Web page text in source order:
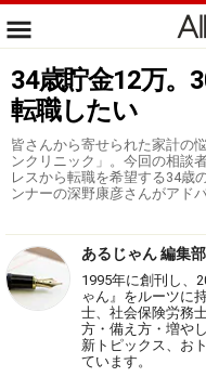
34歳貯金12万。
転職したい
皆さんから寄せられた家計の
ンクリニック」。今回の相談
レスから転職を希望する34歳
ンナーの深野康彦さんがアド
あるじゃん 編集部
1995年に創刊し、
ゃん』をルーツに
士、社会保険労務
方・備え方・増や
新トピックス、お
ています。